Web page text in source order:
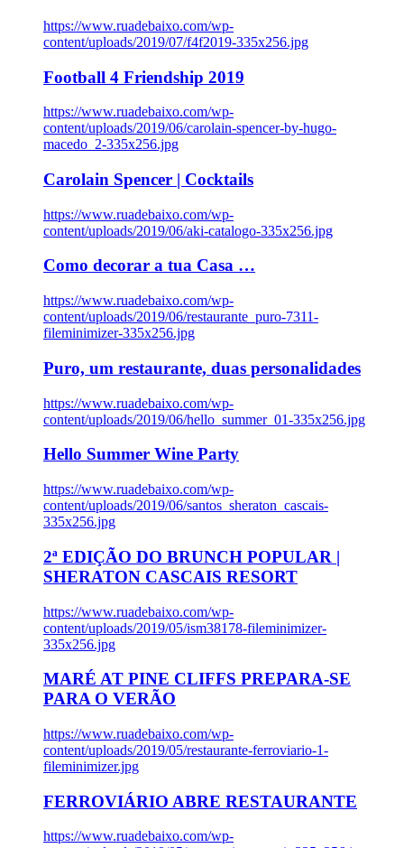
https://www.ruadebaixo.com/wp-
content/uploads/2019/07/f4f2019-335x256.jpg
Football 4 Friendship 2019
https://www.ruadebaixo.com/wp-
content/uploads/2019/06/carolain-spencer-by-hugo-
macedo_2-335x256.jpg
Carolain Spencer | Cocktails
https://www.ruadebaixo.com/wp-
content/uploads/2019/06/aki-catalogo-335x256.jpg
Como decorar a tua Casa …
https://www.ruadebaixo.com/wp-
content/uploads/2019/06/restaurante_puro-7311-
fileminimizer-335x256.jpg
Puro, um restaurante, duas personalidades
https://www.ruadebaixo.com/wp-
content/uploads/2019/06/hello_summer_01-335x256.jpg
Hello Summer Wine Party
https://www.ruadebaixo.com/wp-
content/uploads/2019/06/santos_sheraton_cascais-
335x256.jpg
2ª EDIÇÃO DO BRUNCH POPULAR |
SHERATON CASCAIS RESORT
https://www.ruadebaixo.com/wp-
content/uploads/2019/05/ism38178-fileminimizer-
335x256.jpg
MARÉ AT PINE CLIFFS PREPARA-SE
PARA O VERÃO
https://www.ruadebaixo.com/wp-
content/uploads/2019/05/restaurante-ferroviario-1-
fileminimizer.jpg
FERROVIÁRIO ABRE RESTAURANTE
https://www.ruadebaixo.com/wp-